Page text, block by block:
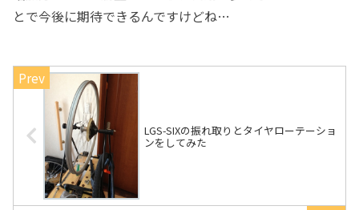
とで今後に期待できるんですけどね…
LGS-SIXの振れ取りとタイヤローテーショ
ンをしてみた